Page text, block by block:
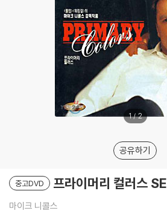
1/2
공유하기
중고DVD 프라이머리 컬러스 SE
마이크 니콜스